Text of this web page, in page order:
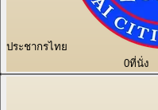
ประชากรไทย
0ที่นั่ง